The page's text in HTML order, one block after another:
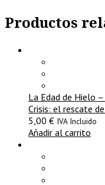
Productos
La Edad de Hielo
Crisis: el rescate
5,00 € IVA Incluido
Añadir al carrito